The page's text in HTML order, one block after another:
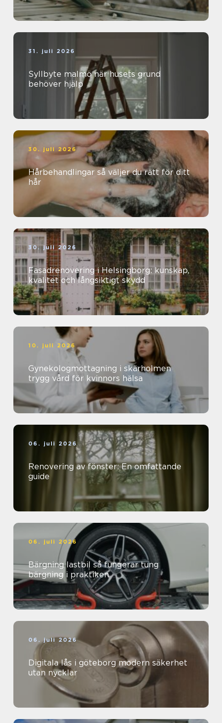
31. juli 2026
Syllbyte malmö när husets grund
behöver hjälp
30. juli 2026
Hårbehandlingar så väljer du rätt för ditt
hår
30. juli 2026
Fasadrenovering i Helsingborg: kunskap,
kvalitet och långsiktigt skydd
10. juli 2026
Gynekologmottagning i skärholmen
trygg vård för kvinnors hälsa
06. juli 2026
Renovering av fönster: En omfattande
guide
06. juli 2026
Bärgning lastbil så fungerar tung
bärgning i praktiken
06. juli 2026
Digitala lås i göteborg modern säkerhet
utan nycklar